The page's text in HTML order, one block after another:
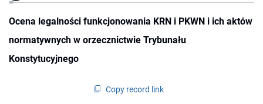
Ocena legalności funkcjonowania KRN i PKWN i ich aktów
normatywnych w orzecznictwie Trybunału
Konstytucyjnego
Copy record link